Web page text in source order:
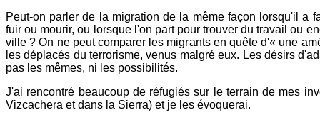
Peut-on parler de la migration de la même façon lorsqu'il a
fuir ou mourir, ou lorsque l'on part pour trouver du travail ou
ville ? On ne peut comparer les migrants en quête d'« une
les déplacés du terrorisme, venus malgré eux. Les désirs
pas les mêmes, ni les possibilités.
J'ai rencontré beaucoup de réfugiés sur le terrain de mes
Vizcachera et dans la Sierra) et je les évoquerai.